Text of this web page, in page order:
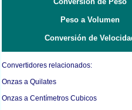
Peso a Volumen
Conversión de
Convertidores relacionados:
Onzas a Quilates
Onzas a Centímetros Cubicos